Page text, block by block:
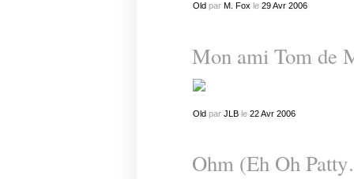
Oldpar M. Fox le 29 Avr 2006
Mon ami Tom de
Oldpar JLBle 22 Avr 2006
Ohm (Eh Oh